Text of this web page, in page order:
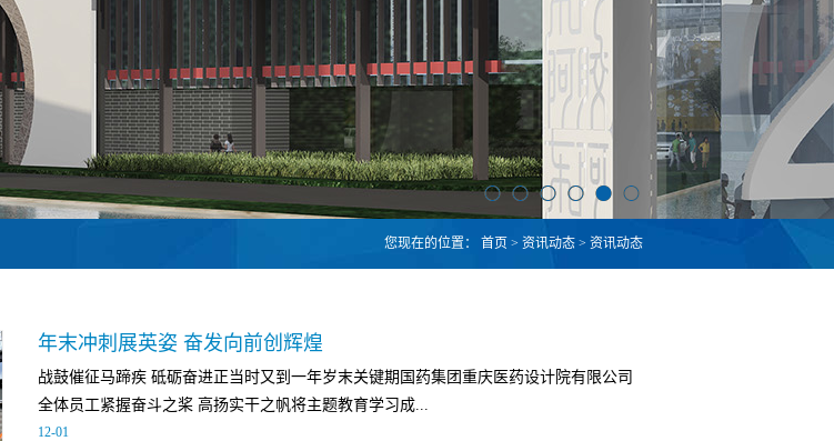
您现在的位置： 首页 > 资讯动态 > 资讯动态
年末冲刺展英姿 奋发向前创辉煌
战鼓催征马蹄疾 砥砺奋进正当时又到一年岁末关键期国药集团重庆医药设计院有限公司
全体员工紧握奋斗之桨 高扬实干之帆将主题教育学习成...
12-01